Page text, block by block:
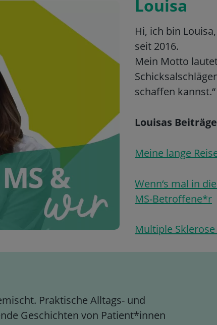
Louisa
Hi, ich bin
seit 2016.
Mein Motto
schaffen kannst.“
Louisas Beiträge
Meine lange
Wenn‘s mal in
MS-Betroffene*r
Multiple
Praktische Alltags- und
Geschichten von Patient*innen